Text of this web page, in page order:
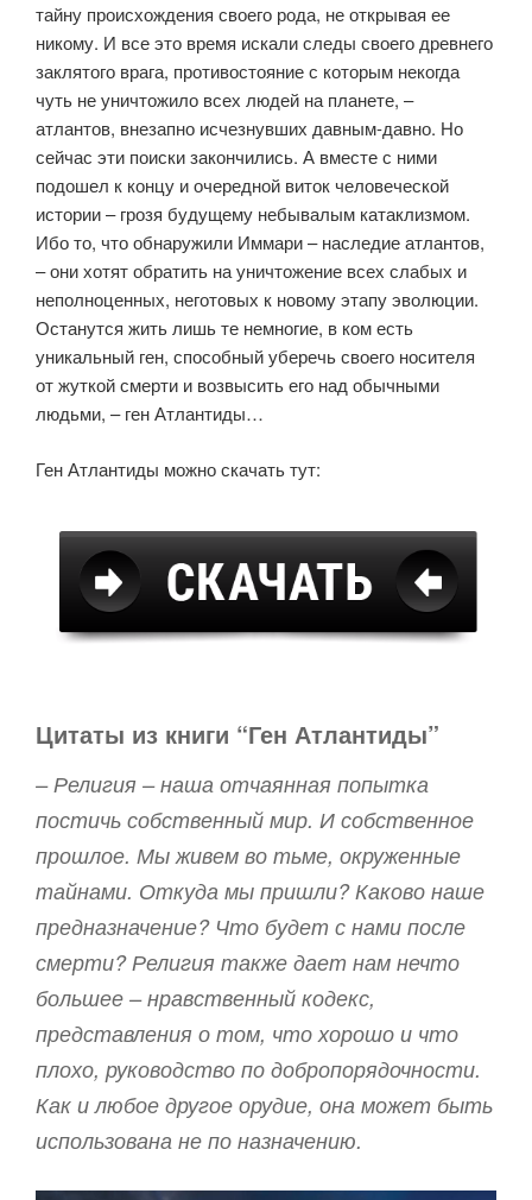
тайну происхождения своего рода, не открывая ее
никому. И все это время искали следы своего древнего
заклятого врага, противостояние с которым некогда
чуть не уничтожило всех людей на планете, –
атлантов, внезапно исчезнувших давным-давно. Но
сейчас эти поиски закончились. А вместе с ними
подошел к концу и очередной виток человеческой
истории – грозя будущему небывалым катаклизмом.
Ибо то, что обнаружили Иммари – наследие атлантов,
– они хотят обратить на уничтожение всех слабых и
неполноценных, неготовых к новому этапу эволюции.
Останутся жить лишь те немногие, в ком есть
уникальный ген, способный уберечь своего носителя
от жуткой смерти и возвысить его над обычными
людьми, – ген Атлантиды…
Ген Атлантиды можно скачать тут:
Цитаты из книги “Ген Атлантиды”
– Религия – наша отчаянная попытка
постичь собственный мир. И собственное
прошлое. Мы живем во тьме, окруженные
тайнами. Откуда мы пришли? Каково наше
предназначение? Что будет с нами после
смерти? Религия также дает нам нечто
большее – нравственный кодекс,
представления о том, что хорошо и что
плохо, руководство по добропорядочности.
Как и любое другое орудие, она может быть
использована не по назначению.